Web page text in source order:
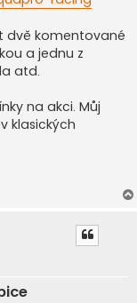
dvě komentované
a jednu z
atd.
na akci. Můj
klasických